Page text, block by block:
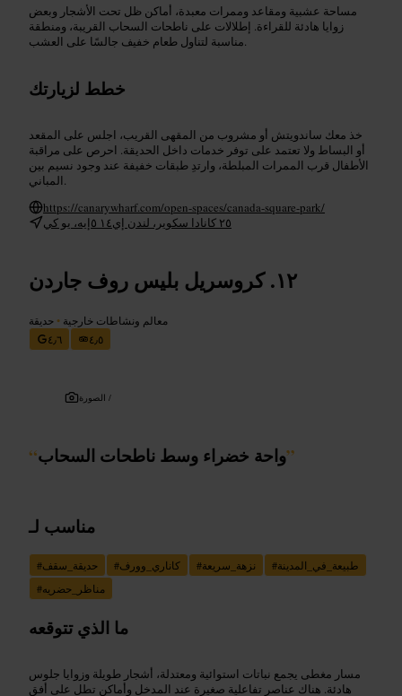
مساحة عشبية ومقاعد وممرات معبدة، أماكن ظل تحت الأشجار وبعض
زوايا هادئة للقراءة. إطلالات على ناطحات السحاب القريبة، ومنطقة
مناسبة لتناول طعام خفيف جالسًا على العشب.
خطط لزيارتك
خذ معك ساندويتش أو مشروب من المقهى القريب، اجلس على المقعد
أو البساط ولا تعتمد على توفر خدمات داخل الحديقة. احرص على مراقبة
الأطفال قرب الممرات المبلطة، وارتدِ طبقات خفيفة عند وجود نسيم بين
المباني.
https://canarywharf.com/open-spaces/canada-square-park/
٢٥ كانادا سكوير، لندن إي١٤ ٥إيه، يو كي
كروسريل بليس روف جاردن
معالم ونشاطات خارجية • حديقة
٤٫٦
٤٫٥
الصورة /
“واحة خضراء وسط ناطحات السحاب”
مناسب لـ
#حديقة_سقف #كاناري_وورف #نزهة_سريعة #طبيعة_في_المدينة
#مناظر_حضريه
ما الذي تتوقعه
مسار مغطى يجمع نباتات استوائية ومعتدلة، أشجار طويلة وزوايا جلوس
هادئة. هناك عناصر تفاعلية صغيرة عند المدخل وأماكن تطل على أفق